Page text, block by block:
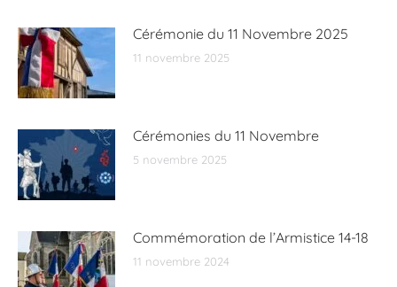
Cérémonie du 11 Novembre 2025
11 novembre 2025
Cérémonies du 11 Novembre
5 novembre 2025
Commémoration de l’Armistice 14-18
11 novembre 2024